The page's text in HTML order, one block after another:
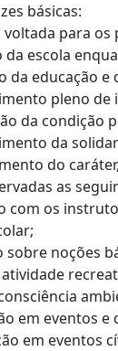
básicas:
para
da escola
da educação
pleno
da condição
da
do
as
com os
sobre noções
em eventos
em eventos